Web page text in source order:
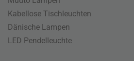
Kabellose Tischleuchten
Dänische Lampen
LED Pendelleuchte